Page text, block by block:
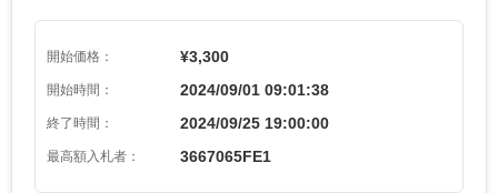
開始価格： ¥3,300
開始時間： 2024/09/01 09:01:38
終了時間： 2024/09/25 19:00:00
最高額入札者： 3667065FE1